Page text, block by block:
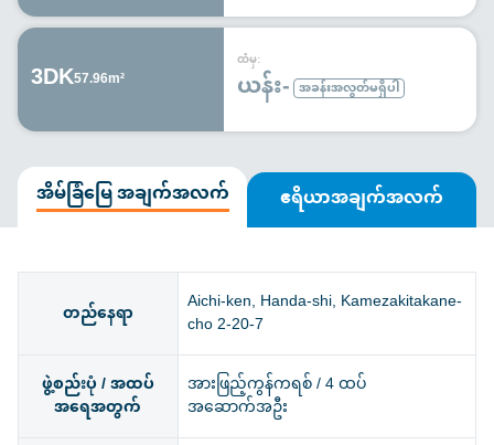
3DK57.96m²
ထံမှ:
ယန်း- အခန်းအလွတ်မရှိပါ
အိမ်ခြံမြေ အချက်အလက် ဧရိယာအချက်အလက်
တည်နေရာ Aichi-ken, Handa-shi, Kamezakitakane-
cho 2-20-7
ဖွဲ့စည်းပုံ / အထပ်
အရေအတွက်
အားဖြည့်ကွန်ကရစ် / 4 ထပ်
အဆောက်အဦး